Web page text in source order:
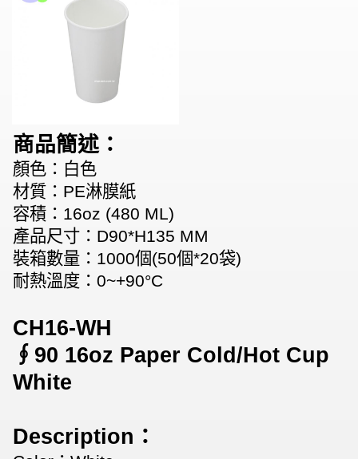
商品簡述：
顏色：白色
材質：PE淋膜紙
容積：16oz (480 ML)
產品尺寸：D90*H135 MM
裝箱數量：1000個(50個*20袋)
耐熱溫度：0~+90°C
CH16-WH
∮90 16oz Paper Cold/Hot Cup
White
Description：